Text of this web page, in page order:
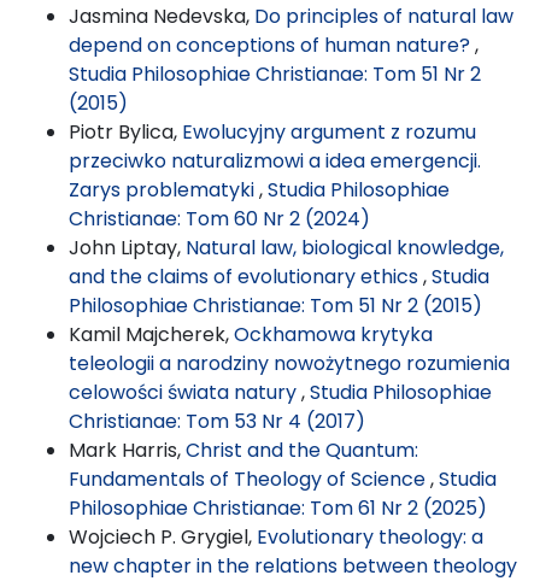
Jasmina Nedevska, Do principles of natural law
depend on conceptions of human nature?,
Studia Philosophiae Christianae: Tom 51 Nr 2
(2015)
Piotr Bylica, Ewolucyjny argument z rozumu
przeciwko naturalizmowi a idea emergencji.
Zarys problematyki,Studia Philosophiae
Christianae: Tom 60 Nr 2 (2024)
John Liptay, Natural law, biological knowledge,
and the claims of evolutionary ethics,Studia
Philosophiae Christianae: Tom 51 Nr 2 (2015)
Kamil Majcherek,Ockhamowa krytyka
teleologii a narodziny nowożytnego rozumienia
celowości świata natury,Studia Philosophiae
Christianae: Tom 53 Nr 4 (2017)
Mark Harris,Christ and the Quantum:
Fundamentals of Theology of Science,Studia
Philosophiae Christianae: Tom 61 Nr 2 (2025)
Wojciech P. Grygiel, Evolutionary theology: a
new chapter in the relations between theology